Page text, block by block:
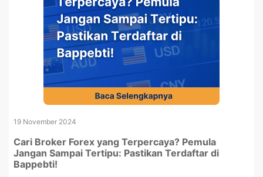
19 November 2024
Cari Broker Forex yang Terpercaya? Pemula
Jangan Sampai Tertipu: Pastikan Terdaftar di
Bappebti!